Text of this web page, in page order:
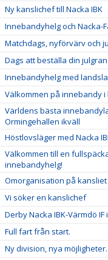
Ny kanslichef till Nacka IBK
Innebandyhelg och Nacka-
Matchdags, nyförvärv och
Dags att beställa din
Innebandyhelg med
Välkommen på innebandy i
Världens bästa
Ormingehallen ikväll
Höstlovsläger med Nacka
Välkommen till en
innebandyhelg!
Omorganisation på kansliet
Vi söker en kanslichef
Derby Nacka IBK-Värmdö
Full fart från start.
Ny division, nya möjligheter.